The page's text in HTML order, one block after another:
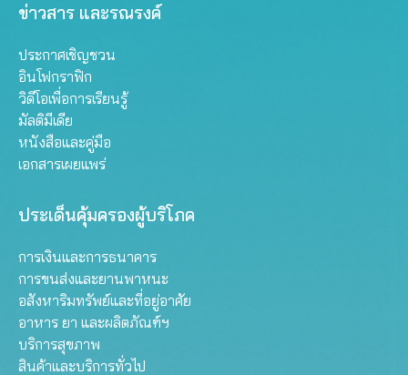
ข่าวสาร และรณรงค์
ประกาศเชิญชวน
อินโฟกราฟิก
วิดีโอเพื่อการเรียนรู้
มัลติมีเดีย
หนังสือและคู่มือ
เอกสารเผยแพร่
ประเด็นคุ้มครองผู้บริโภค
การเงินและการธนาคาร
การขนส่งและยานพาหนะ
อสังหาริมทรัพย์และที่อยู่อาศัย
อาหาร ยา และผลิตภัณฑ์ฯ
บริการสุขภาพ
สินค้าและบริการทั่วไป